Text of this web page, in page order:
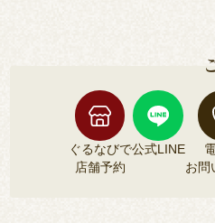
ぐるなびで
店舗予約
公式LINE
お問